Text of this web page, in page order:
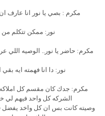
مكرم : بصي يا نور انا عارف
نور: ممكن تتكلم من
مكرم: حاضر يا نور.. الوصيه اللي
نور: دا انا فهمته ايه
مكرم: جدك كان مقسم كل
الشركه كل واحد فيهم لي
وصيته كانت بس ان كل واخد يفضل